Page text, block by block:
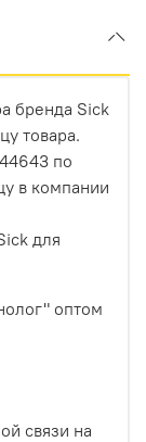
бренда Sick
товара.
по
в компании
для
оптом
связи на